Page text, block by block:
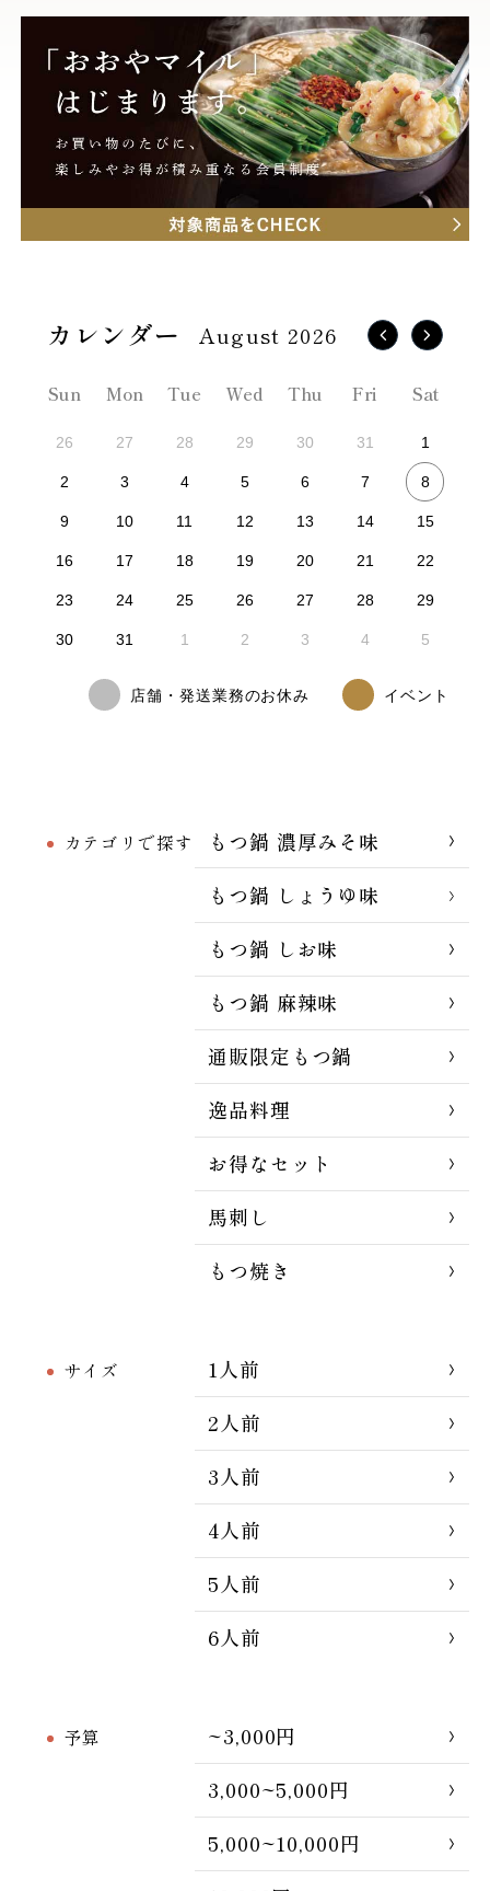
カテゴリで探す
もつ鍋 濃厚みそ味
もつ鍋 しょうゆ味
もつ鍋 しお味
もつ鍋 麻辣味
通販限定もつ鍋
逸品料理
お得なセット
馬刺し
もつ焼き
サイズ
1人前
2人前
3人前
4人前
5人前
6人前
予算
~3,000円
3,000~5,000円
5,000~10,000円
August 2026
Sun Mon Tue Wed Thu Fri Sat
26 27 28 29 30 31 1
2 3 4 5 6 7 8
9 10 11 12 13 14 15
16 17 18 19 20 21 22
23 24 25 26 27 28 29
30 31 1 2 3 4 5
店舗・発送業務のお休み イベント